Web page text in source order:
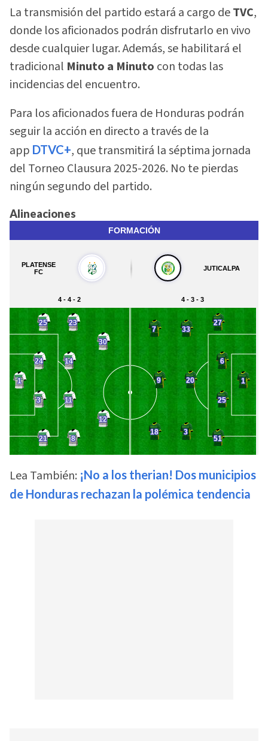
La transmisión del partido estará a cargo deTVC,
donde los aficionados podrán disfrutarlo en vivo
desde cualquier lugar. Además, se habilitará el
tradicional Minuto a Minuto con todas las
incidencias del encuentro.
Para los aficionados fuera de Honduras podrán
seguir la acción en directo a través de la
app DTVC+, que transmitirá la séptima jornada
del Torneo Clausura 2025-2026. No te pierdas
ningún segundo del partido.
Alineaciones
Lea También: ¡No a los therian! Dos municipios
de Honduras rechazan la polémica tendencia